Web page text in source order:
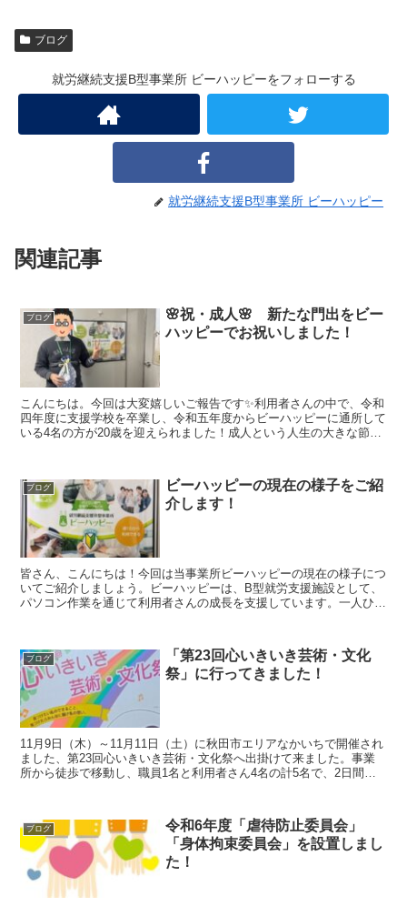
ブログ
就労継続支援B型事業所 ビーハッピーをフォローする
就労継続支援B型事業所 ビーハッピー
関連記事
ブログ
🌸祝・成人🌸 新たな門出をビー
ハッピーでお祝いしました！
こんにちは。今回は大変嬉しいご報告です✨利用者さんの中で、令和
四年度に支援学校を卒業し、令和五年度からビーハッピーに通所して
いる4名の方が20歳を迎えられました！成人という人生の大きな節目
ブログ
ビーハッピーの現在の様子をご紹
介します！
皆さん、こんにちは！今回は当事業所ビーハッピーの現在の様子につ
いてご紹介しましょう。ビーハッピーは、B型就労支援施設として、
パソコン作業を通じて利用者さんの成長を支援しています。一人ひと
ブログ
「第23回心いきいき芸術・文化
祭」に行ってきました！
11月9日（木）～11月11日（土）に秋田市エリアなかいちで開催され
ました、第23回心いきいき芸術・文化祭へ出掛けて来ました。事業
所から徒歩で移動し、職員1名と利用者さん4名の計5名で、2日間に
ブログ
令和6年度「虐待防止委員会」
「身体拘束委員会」を設置しまし
た！